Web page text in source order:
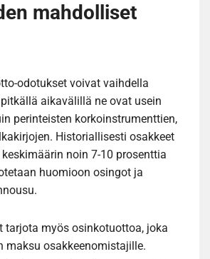
mahdolliset
odotukset voivat vaihdella
aikavälillä ne ovat usein
perinteisten korkoinstrumenttien,
Historiallisesti osakkeet
noin 7-10 prosenttia
huomioon osingot ja
tarjota myös osinkotuottoa, joka
maksu osakkeenomistajille.